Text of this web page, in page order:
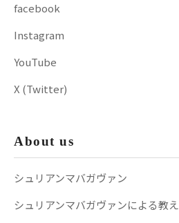
facebook
Instagram
YouTube
X (Twitter)
About us
シュリアンマバガヴァン
シュリアンマバガヴァンによる教え